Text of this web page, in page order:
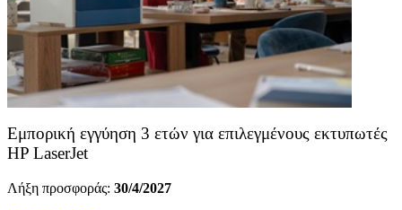
Εμπορική εγγύηση 3 ετών για επιλεγμένους εκτυπωτές
HP LaserJet
Λήξη προσφοράς: 30/4/2027